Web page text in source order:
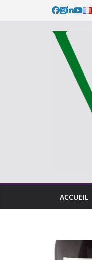
ACCUEIL